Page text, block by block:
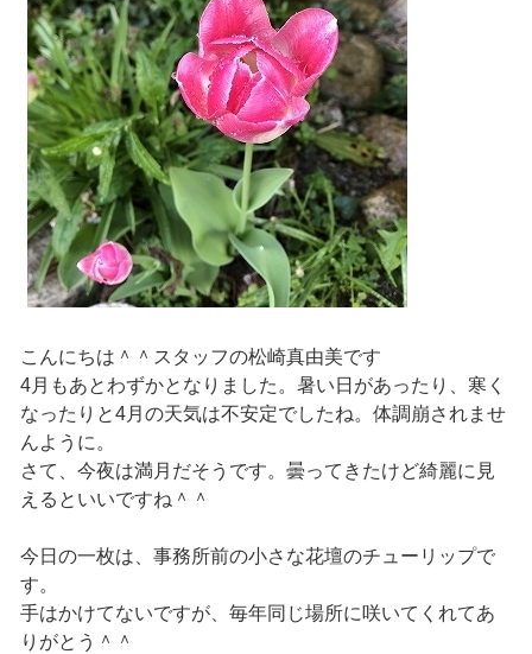
こんにちは＾＾スタッフの松崎真由美です
4月もあとわずかとなりました。暑い日があったり、寒く
なったりと4月の天気は不安定でしたね。体調崩されませ
んように。
さて、今夜は満月だそうです。曇ってきたけど綺麗に見
えるといいですね＾＾
今日の一枚は、事務所前の小さな花壇のチューリップで
す。
手はかけてないですが、毎年同じ場所に咲いてくれてあ
りがとう＾＾